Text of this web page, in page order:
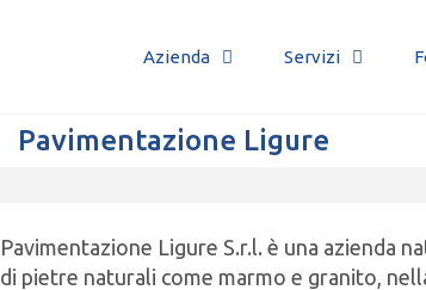
Azienda Servizi
Pavimentazione Ligure
Pavimentazione Ligure S.r.l. è una azienda
di pietre naturali come marmo e granito,